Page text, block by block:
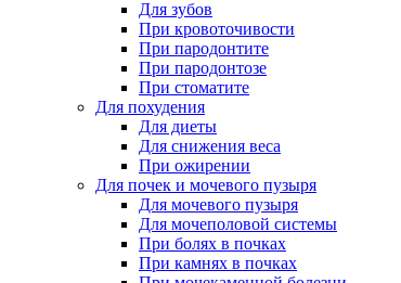
Для зубов
При кровоточивости
При пародонтите
При пародонтозе
При стоматите
Для похудения
Для диеты
Для снижения веса
При ожирении
Для почек и мочевого пузыря
Для мочевого пузыря
Для мочеполовой системы
При болях в почках
При камнях в почках